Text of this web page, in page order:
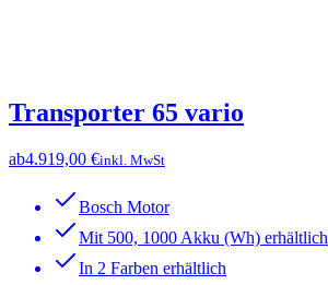
Transporter 65 vario
ab4.919,00 €inkl. MwSt
Bosch Motor
Mit 500, 1000 Akku (Wh) erhältlich
In 2 Farben erhältlich